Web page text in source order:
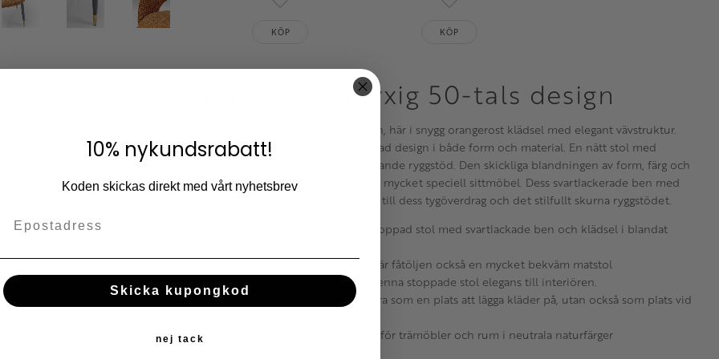
KÖP KÖP
Orange stol i lyxig 50-tals design
Stol Hudson är en del av en kollektion, här i snygg orangerost klädsel med elegant vävstruktur.
Stolen har en modern 50-tals inspirerad design i både form och material. En nätt stol med
mycket skön sittkomfort med omslutande ryggstöd. Den skickliga blandningen av form, färg och
material gör denna orangea stol till en mycket speciell sittmöbel. Dess svartlackerade ben med
guld-ärmar bildar en charmig kontrast till dess tygöverdrag och det stilfullt skurna ryggstödet.
Ett blickfång med storhet: en stoppad stol med svartlackade ben och klädsel i blandat
Tack vare sitt rundade ryggstöd är fåtöljen också en mycket bekväm matstol
Med sitt dämpade blått sätter denna stoppade stol elegans till interiören.
Fantastisk i sovrummet, inte bara som en plats att lägga kläder på, utan också som plats vid
En fantastisk inredningspartner för trämöbler och rum i neutrala naturfärger
10% nykundsrabatt!
Koden skickas direkt med vårt nyhetsbrev
Skicka kupongkod
nej tack